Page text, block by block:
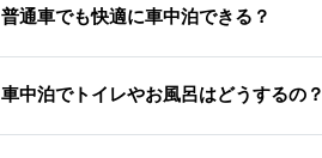
普通車でも快適に車中泊できる？
車中泊でトイレやお風呂はどうするの？